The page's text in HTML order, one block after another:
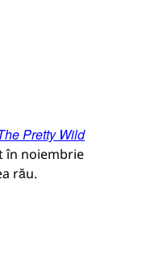
Pretty Wild
în noiembrie
rău.